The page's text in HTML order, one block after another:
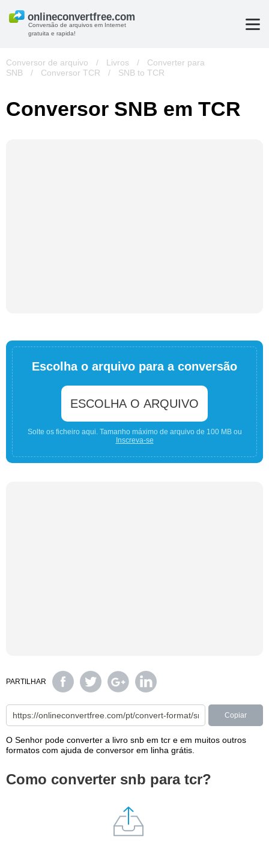
Conversão de arquivos em Internet
gratuita e rapida!
Conversor de arquivo / Livros /
Converter para
SNB
/ Conversor TCR / SNB to TCR
Conversor SNB em TCR
Escolha o arquivo para a conversão
ESCOLHA O ARQUIVO
Solte os ficheiro aqui. Tamanho máximo de arquivo de 100 MB ou
Inscreva-se
PARTILHAR
Copiar
O Senhor pode converter a livro snb em tcr e em muitos outros
formatos com ajuda de conversor em linha grátis.
Como converter snb para tcr?